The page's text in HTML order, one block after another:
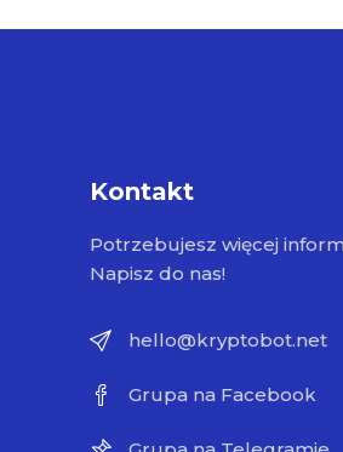
Kontakt
Potrzebujesz więcej
Napisz do nas!
hello@kryptobot.net
Grupa na Facebook